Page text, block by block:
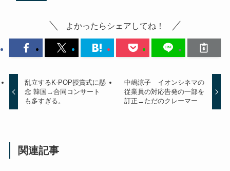
よかったらシェアしてね！
乱立するK-POP授賞式に懸
念 韓国→合同コンサート
も多すぎる。
中嶋涼子 イオンシネマの
従業員の対応告発の一部を
訂正→ただのクレーマー
関連記事